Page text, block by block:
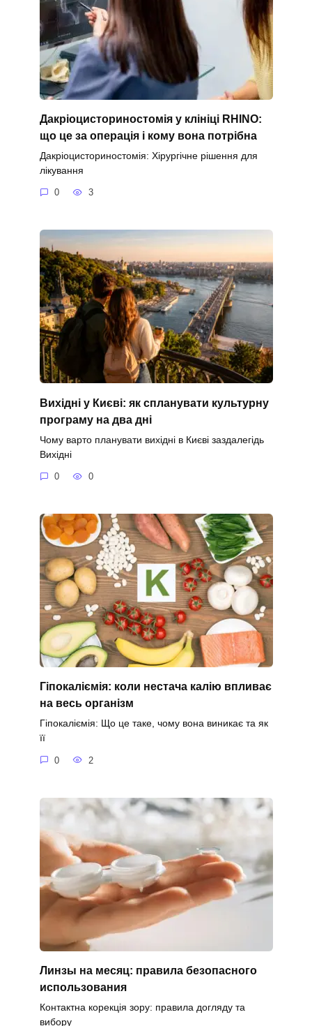
Дакріоцисториностомія у клініці RHINO:
що це за операція і кому вона потрібна
Дакріоцисториностомія: Хірургічне рішення для
лікування
0 3
Вихідні у Києві: як спланувати культурну
програму на два дні
Чому варто планувати вихідні в Києві заздалегідь
Вихідні
0 0
Гіпокаліємія: коли нестача калію впливає
на весь організм
Гіпокаліємія: Що це таке, чому вона виникає та як
її
0 2
Линзы на месяц: правила безопасного
использования
Контактна корекція зору: правила догляду та
вибору